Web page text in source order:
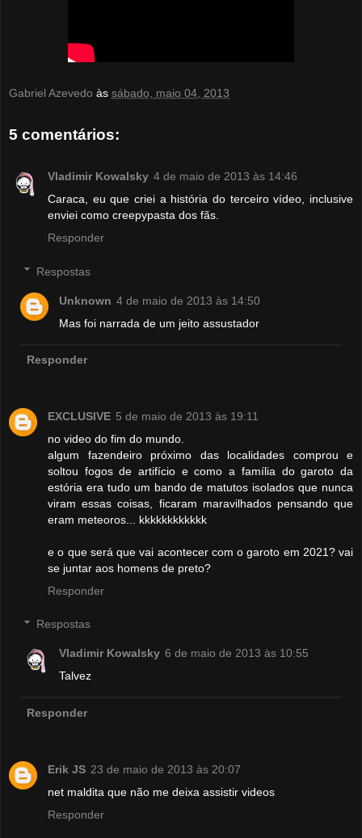
Gabriel Azevedo às sábado, maio 04, 2013
5 comentários:
Vladimir Kowalsky 4 de maio de 2013 às 14:46
Caraca, eu que criei a história do terceiro vídeo, inclusive
enviei como creepypasta dos fãs.
Responder
Respostas
Unknown 4 de maio de 2013 às 14:50
Mas foi narrada de um jeito assustador
Responder
EXCLUSIVE 5 de maio de 2013 às 19:11
no video do fim do mundo.
algum fazendeiro próximo das localidades comprou e
soltou fogos de artifício e como a família do garoto da
estória era tudo um bando de matutos isolados que nunca
viram essas coisas, ficaram maravilhados pensando que
eram meteoros... kkkkkkkkkkkk
e o que será que vai acontecer com o garoto em 2021? vai
se juntar aos homens de preto?
Responder
Respostas
Vladimir Kowalsky 6 de maio de 2013 às 10:55
Talvez
Responder
Erik JS 23 de maio de 2013 às 20:07
net maldita que não me deixa assistir videos
Responder